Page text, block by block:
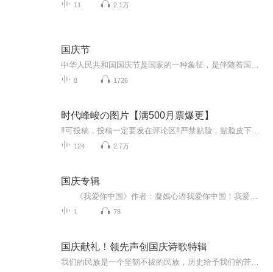
11 2.1万
国庆节
8 1726
时代峰峻の图片【满500月票爆更】
124 2.7万
国庆专辑
1 78
国庆献礼！领先声创国庆诗歌特辑